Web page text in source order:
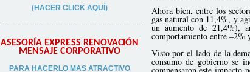
(HACER CLICK AQUÍ)
–––––––––––––––––––––––––––––––––
ASESORÍA EXPRESS RENOVACIÓN
MENSAJE CORPORATIVO
PARA HACERLO MAS ATRACTIVO
Ahora bien, entre los
gas natural con 11,4%, y
un aumento de 21,4%),
comportamiento entre –2%
Visto por el lado de la
consumo de gobierno se